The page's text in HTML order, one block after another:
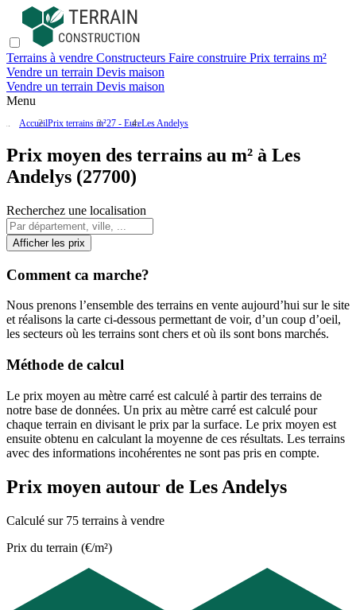
Terrains à vendre Constructeurs Faire construire Prix terrains m²
Vendre un terrain Devis maison
Vendre un terrain Devis maison
Menu
AccueilPrix terrains m²27 - EureLes Andelys
Prix moyen des terrains au m² à Les
Andelys (27700)
Recherchez une localisation
Afficher les prix
Comment ca marche?
Nous prenons l’ensemble des terrains en vente aujourd’hui sur le site
et réalisons la carte ci-dessous permettant de voir, d’un coup d’oeil,
les secteurs où les terrains sont chers et où ils sont bons marchés.
Méthode de calcul
Le prix moyen au mètre carré est calculé à partir des terrains de
notre base de données. Un prix au mètre carré est calculé pour
chaque terrain en divisant le prix par la surface. Le prix moyen est
ensuite obtenu en calculant la moyenne de ces résultats. Les terrains
avec des informations incohérentes ne sont pas pris en compte.
Prix moyen autour de Les Andelys
Calculé sur 75 terrains à vendre
Prix du terrain (€/m²)